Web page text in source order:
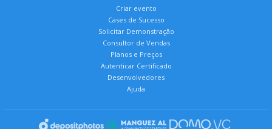
Criar evento
Cases de Sucesso
Solicitar Demonstração
Consultor de Vendas
Planos e Preços
Autenticar Certificado
Desenvolvedores
Ajuda